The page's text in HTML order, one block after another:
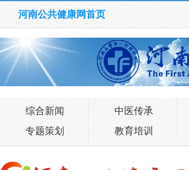
河南公共健康网首页
综合新闻 中医传承
专题策划
教育培训